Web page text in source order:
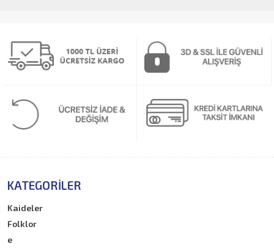
KATEGORILER
Kaideler
Folklor
e